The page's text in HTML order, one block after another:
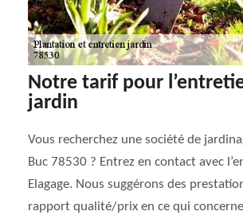
Notre tarif pour
jardin
Vous recherchez une société de
Buc 78530 ? Entrez en contact avec
Elagage. Nous suggérons des
rapport qualité/prix en ce qui